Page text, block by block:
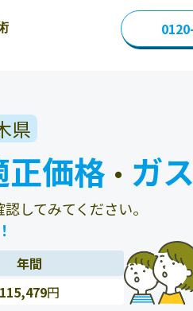
県
正価格 ・ ガ
してみてください。
年間
115,479円